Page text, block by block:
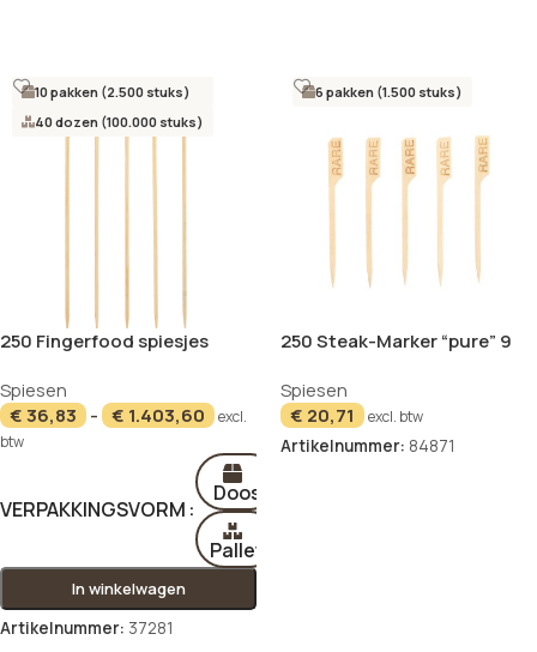
10 pakken (2.500 stuks)
40 dozen (100.000 stuks)
250 Fingerfood spiesjes
Spiesen
€36,83 - € 1.403,60
excl.
btw
VERPAKKINGSVORM
Doos
Pallet
In winkelwagen
Artikelnummer: 37281
6 pakken (1.500 stuks)
250 Steak-Marker “pure” 9
Spiesen
€ 20,71 excl. btw
Artikelnummer: 84871